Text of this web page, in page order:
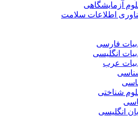
آزمایشگاهی
اطلاعات سلامت
فارسی
انگلیسی
عرب
شناختی
انگلیسی